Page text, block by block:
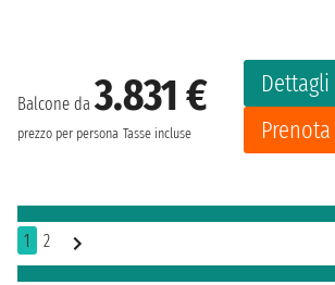
Balcone da3.831 €
prezzo per persona Tasse incluse
Dettagli
Prenota
1 2